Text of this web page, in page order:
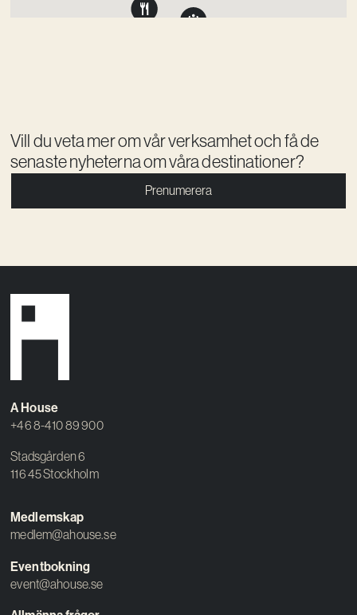
Vill du veta mer om vår verksamhet och få de
senaste nyheterna om våra destinationer?
Prenumerera
A House
+46 8-410 89 900
Stadsgården 6
116 45 Stockholm
Medlemskap
medlem@ahouse.se
Eventbokning
event@ahouse.se